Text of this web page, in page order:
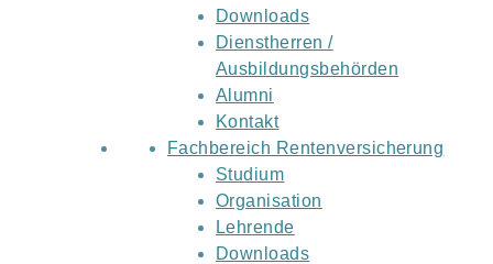
Downloads
Dienstherren /
Ausbildungsbehörden
Alumni
Kontakt
Fachbereich Rentenversicherung
Studium
Organisation
Lehrende
Downloads